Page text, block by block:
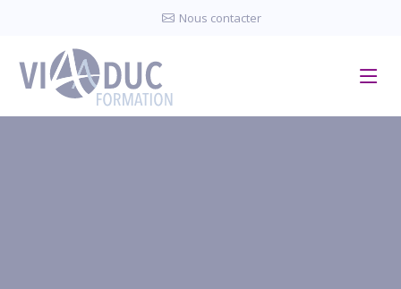
Nous contacter
Panneau de gestion des cookies